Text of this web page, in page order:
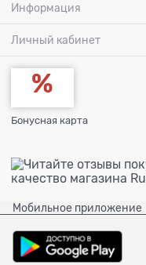
Информация
Личный кабинет
Бонусная карта
Мобильное приложение